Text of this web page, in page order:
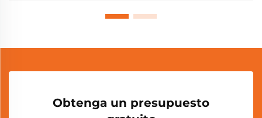
Obtenga un presupuesto